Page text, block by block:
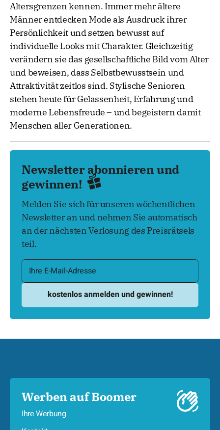
Altersgrenzen kennen. Immer mehr ältere
Männer entdecken Mode als Ausdruck ihrer
Persönlichkeit und setzen bewusst auf
individuelle Looks mit Charakter. Gleichzeitig
verändern sie das gesellschaftliche Bild vom Alter
und beweisen, dass Selbstbewusstsein und
Attraktivität zeitlos sind. Stylische Senioren
stehen heute für Gelassenheit, Erfahrung und
moderne Lebensfreude – und begeistern damit
Menschen aller Generationen.
Newsletter abonnieren und
gewinnen!
Melden Sie sich für unseren wöchentlichen
Newsletter an und nehmen Sie automatisch
an der nächsten Verlosung des Preisrätsels
teil.
Werben auf Boomer
Ihre Werbung